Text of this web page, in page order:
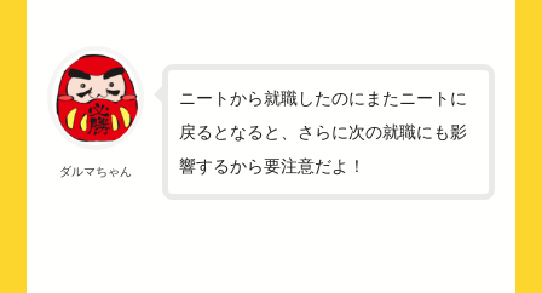
ダルマちゃん
ニートから就職したのにまたニートに
戻るとなると、さらに次の就職にも影
響するから要注意だよ！